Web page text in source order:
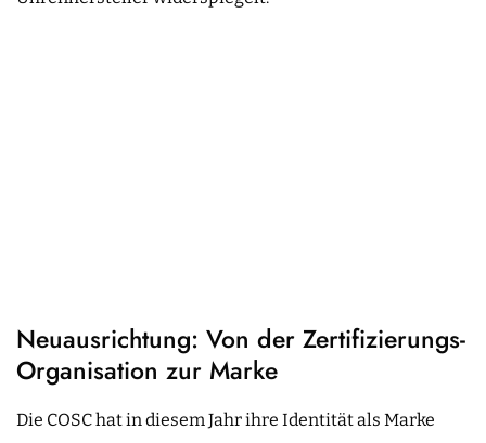
Neuausrichtung: Von der Zertifizierungs-
Organisation zur Marke
Die COSC hat in diesem Jahr ihre Identität als Marke